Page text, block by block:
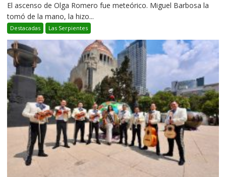
El ascenso de Olga Romero fue meteórico. Miguel Barbosa la
tomó de la mano, la hizo...
Destacadas Las Serpientes